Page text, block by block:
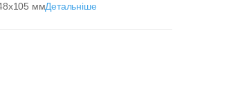
ммДетальніше